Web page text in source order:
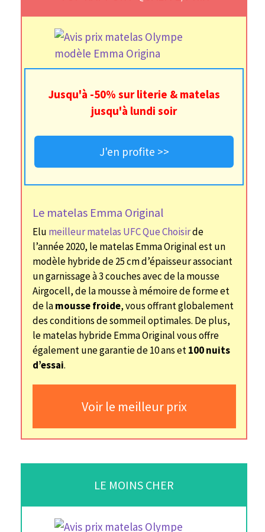
Jusqu'à -50% sur literie & matelas
jusqu'à lundi soir
J'en profite >>
Le matelas Emma Original
Elu meilleur matelas UFC Que Choisirde
l’année 2020, le matelas Emma Original est un
modèle hybride de 25 cm d’épaisseur associant
un garnissage à 3 couches avec de la mousse
Airgocell, de la mousse à mémoire de forme et
de lamousse froide, vous offrant globalement
des conditions de sommeil optimales. De plus,
le matelas hybride Emma Original vous offre
également une garantie de 10 ans et100 nuits
d’essai.
Voir le meilleur prix
LE MOINS CHER